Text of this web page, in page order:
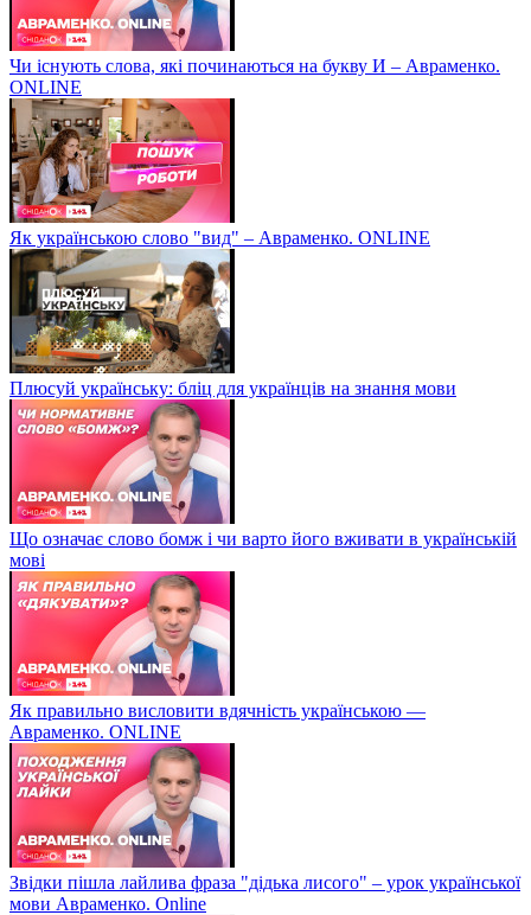
Чи існують слова, які починаються на букву И – Авраменко.
ONLINE
Як українською слово "вид" – Авраменко. ONLINE
Плюсуй українську: бліц для українців на знання мови
Що означає слово бомж і чи варто його вживати в українській
мові
Як правильно висловити вдячність українською —
Авраменко. ONLINE
Звідки пішла лайлива фраза "дідька лисого" – урок української
мови Авраменко. Online